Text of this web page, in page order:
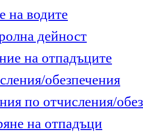
на водите
дейност
на отпадъците
обезпечения
по отчисления/
на отпадъци